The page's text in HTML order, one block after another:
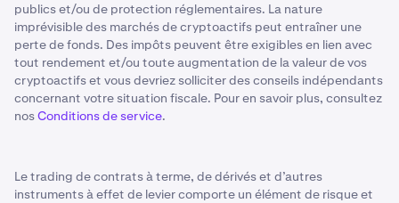
publics et/ou de protection réglementaires. La nature
imprévisible des marchés de cryptoactifs peut entraîner une
perte de fonds. Des impôts peuvent être exigibles en lien avec
tout rendement et/ou toute augmentation de la valeur de vos
cryptoactifs et vous devriez solliciter des conseils indépendants
concernant votre situation fiscale. Pour en savoir plus, consultez
nosConditions de service.
Le trading de contrats à terme, de dérivés et d’autres
instruments à effet de levier comporte un élément de risque et